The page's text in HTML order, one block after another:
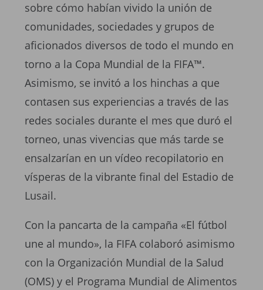
sobre cómo habían vivido la unión de
comunidades, sociedades y grupos de
aficionados diversos de todo el mundo en
torno a la Copa Mundial de la FIFA™.
Asimismo, se invitó a los hinchas a que
contasen sus experiencias a través de las
redes sociales durante el mes que duró el
torneo, unas vivencias que más tarde se
ensalzarían en un vídeo recopilatorio en
vísperas de la vibrante final del Estadio de
Lusail.
Con la pancarta de la campaña «El fútbol
une al mundo», la FIFA colaboró asimismo
con la Organización Mundial de la Salud
(OMS) y el Programa Mundial de Alimentos